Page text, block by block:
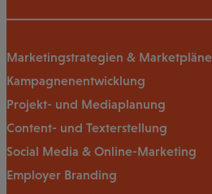
Marketingstrategien & Marketpläne
Kampagnenentwicklung
Projekt- und Mediaplanung
Content- und Texterstellung
Social Media & Online-Marketing
Employer Branding